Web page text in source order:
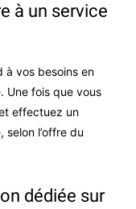
à un service
à vos besoins en
Une fois que vous
effectuez un
selon l’offre du
dédiée sur